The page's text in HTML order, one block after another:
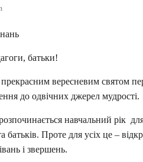
батьки!
вересневим святом
до одвічних джерел мудрості.
навчальний рік
батьків. Проте для усіх це –
і звершень.